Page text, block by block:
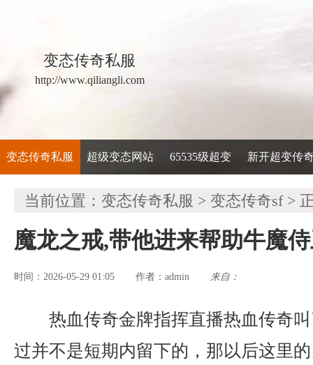
变态传奇私服
http://www.qiliangli.com
变态传奇私服 超级变态网站 65535级超变 新开超变传
当前位置： 变态传奇私服 > 变态传奇sf>
魔龙之戒,带他进来帮助牛魔
时间：2026-05-29 01:05 作者： admin 来自：
热血传奇金牌指挥直播热血传奇
过并不是短期内留下的，那以后这里